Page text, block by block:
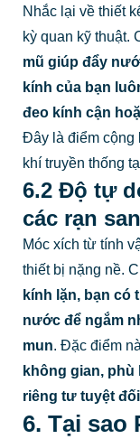
Nhắc lại về thiết
kỳ quan kỹ thuật.
mũ giúp đẩy
kính của bạn
đeo kính cận
Đây là điểm cộng
khí truyền thống
6.2 Độ tự
các rạn
Móc xích từ tính
thiết bị nặng nề.
kính lặn, bạn có
nước để ngắm
mun. Đặc điểm
không gian,
riêng tư tuyệt
6. Tại sao